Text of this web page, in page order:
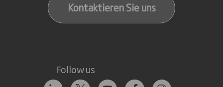
Kontaktieren Sie uns
Follow us